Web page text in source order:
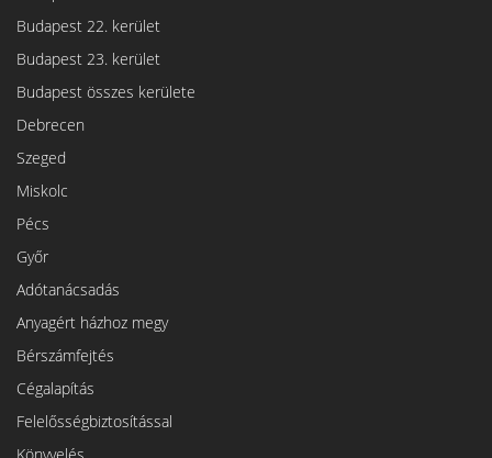
Budapest 22. kerület
Budapest 23. kerület
Budapest összes kerülete
Debrecen
Szeged
Miskolc
Pécs
Győr
Adótanácsadás
Anyagért házhoz megy
Bérszámfejtés
Cégalapítás
Felelősségbiztosítással